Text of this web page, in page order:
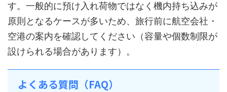
す。一般的に預け入れ荷物ではなく機内持ち込みが
原則となるケースが多いため、旅行前に航空会社・
空港の案内を確認してください（容量や個数制限が
設けられる場合があります）。
よくある質問（FAQ）